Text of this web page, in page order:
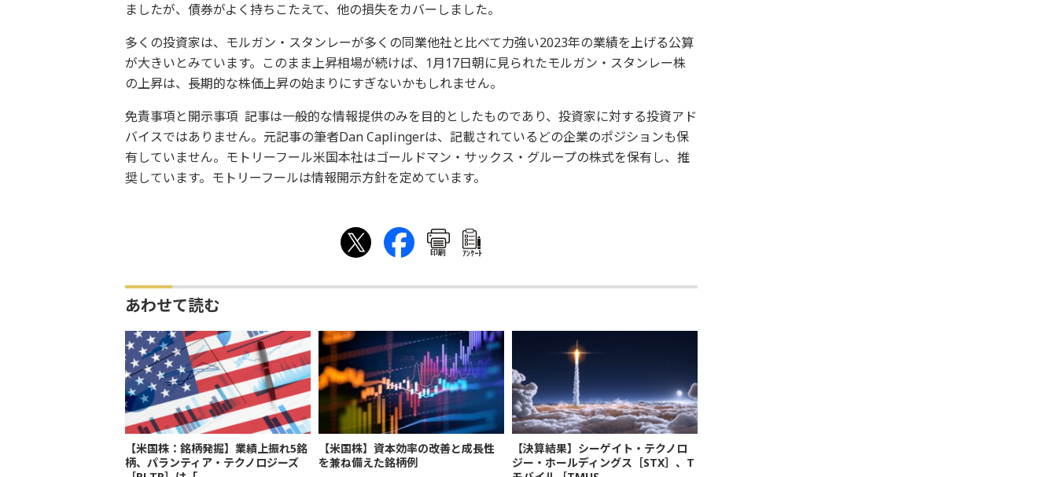
ましたが、債券がよく持ちこたえて、他の損失をカバーしました。
多くの投資家は、モルガン・スタンレーが多くの同業他社と比べて力強い2023年の業績を上げる公算
が大きいとみています。このまま上昇相場が続けば、1月17日朝に見られたモルガン・スタンレー株
の上昇は、長期的な株価上昇の始まりにすぎないかもしれません。
免責事項と開示事項 記事は一般的な情報提供のみを目的としたものであり、投資家に対する投資アド
バイスではありません。元記事の筆者Dan Caplingerは、記載されているどの企業のポジションも保
有していません。モトリーフール米国本社はゴールドマン・サックス・グループの株式を保有し、推
奨しています。モトリーフールは情報開示方針を定めています。
印刷 ｱﾝｹｰﾄ
あわせて読む
【米国株：銘柄発掘】業績上振れ5銘
柄、パランティア・テクノロジーズ
【米国株】資本効率の改善と成長性
を兼ね備えた銘柄例
【決算結果】シーゲイト・テクノロ
ジー・ホールディングス［STX］、T